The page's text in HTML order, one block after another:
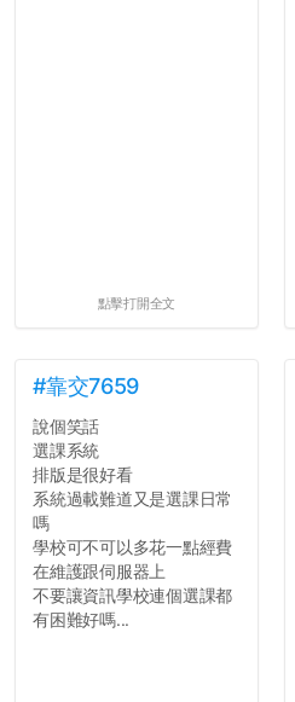
點擊打開全文
#靠交7659
說個笑話
選課系統
排版是很好看
系統過載難道又是選課日常
嗎
學校可不可以多花一點經費
在維護跟伺服器上
不要讓資訊學校連個選課都
有困難好嗎...